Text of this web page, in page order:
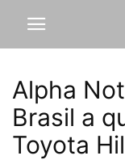
Alpha
Brasil a
Toyota